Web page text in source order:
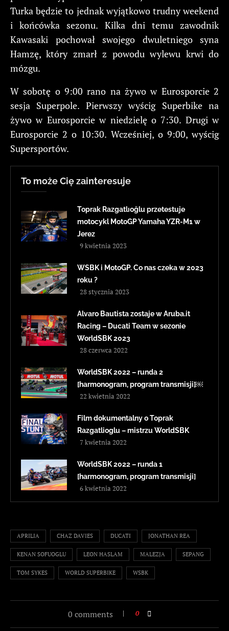
Turka będzie to jednak wyjątkowo trudny weekend
i końcówka sezonu. Kilka dni temu zawodnik
Kawasaki pochował swojego dwuletniego syna
Hamzę, który zmarł z powodu wylewu krwi do
mózgu.
W sobotę o 9:00 rano na żywo w Eurosporcie 2
sesja Superpole. Pierwszy wyścig Superbike na
żywo w Eurosporcie w niedzielę o 7:30. Drugi w
Eurosporcie 2 o 10:30. Wcześniej, o 9:00, wyścig
Supersportów.
To może Cię zainteresuje
Toprak Razgatlıoğlu przetestuje
motocykl MotoGP Yamaha YZR-M1 w
Jerez
9 kwietnia 2023
WSBK i MotoGP. Co nas czeka w 2023
roku ?
28 stycznia 2023
Alvaro Bautista zostaje w Aruba.it
Racing – Ducati Team w sezonie
WorldSBK 2023
28 czerwca 2022
WorldSBK 2022 – runda 2
[harmonogram, program transmisji]￼
22 kwietnia 2022
Film dokumentalny o Toprak
Razgatlioglu – mistrzu WorldSBK
7 kwietnia 2022
WorldSBK 2022 – runda 1
[harmonogram, program transmisji]
6 kwietnia 2022
APRILIA CHAZ DAVIES DUCATI JONATHAN REA
KENAN SOFUOGLU LEON HASLAM MALEZJA SEPANG
TOM SYKES WORLD SUPERBIKE WSBK
0 comments 0